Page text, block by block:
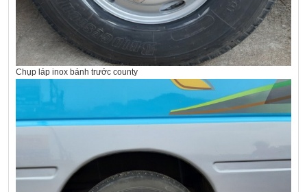
Chụp láp inox bánh trước county